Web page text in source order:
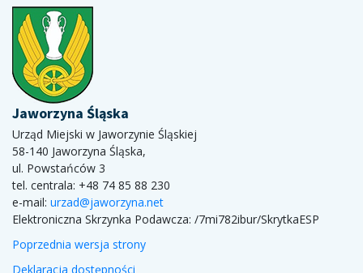
Jaworzyna Śląska
Urząd Miejski w Jaworzynie Śląskiej
58-140 Jaworzyna Śląska,
ul. Powstańców 3
tel. centrala: +48 74 85 88 230
e-mail: urzad@jaworzyna.net
Elektroniczna Skrzynka Podawcza: /7mi782ibur/SkrytkaESP
Poprzednia wersja strony
Deklaracja dostępności